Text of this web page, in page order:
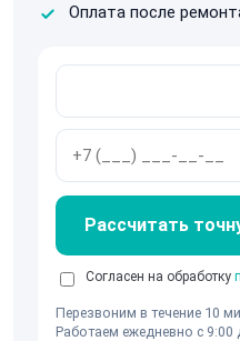
Оплата после
Рассчитать
Согласен на обработку
Перезвоним в течение 10
Работаем ежедневно с 9:00